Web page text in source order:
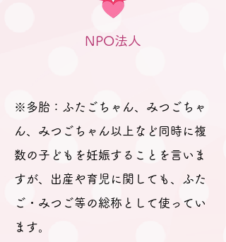
れました。 「聞きたいことは
ふたごの妊娠、ましてや初め
経て多胎育児真っ最中のパパ
NPO法人
※多胎：ふたごちゃん、みつごちゃ
ん、みつごちゃん以上など同時に複
数の子どもを妊娠することを言いま
すが、出産や育児に関しても、ふた
ご・みつご等の総称として使ってい
ます。